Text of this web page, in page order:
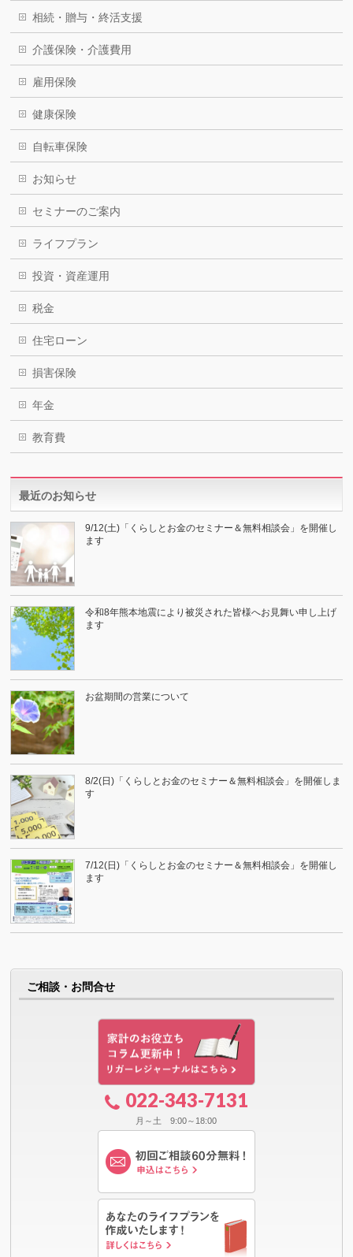
相続・贈与・終活支援
介護保険・介護費用
雇用保険
健康保険
自転車保険
お知らせ
セミナーのご案内
ライフプラン
投資・資産運用
税金
住宅ローン
損害保険
年金
教育費
最近のお知らせ
9/12(土)「くらしとお金のセミナー＆無料相談会」を開催し
ます
令和8年熊本地震により被災された皆様へお見舞い申し上げ
ます
お盆期間の営業について
8/2(日)「くらしとお金のセミナー＆無料相談会」を開催しま
す
7/12(日)「くらしとお金のセミナー＆無料相談会」を開催し
ます
ご相談・お問合せ
022-343-7131
月～土 9:00～18:00